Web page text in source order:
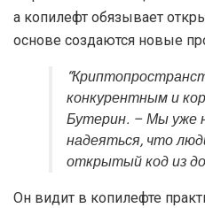
а копилефт обязывает
основе создаются новые
конкурентным и
Бутерин. – Мы уже
надеяться, что
открытый код из
Он видит в копилефте